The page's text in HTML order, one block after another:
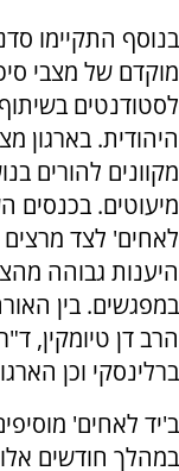
בנוסף התקיימו
מוקדם של מצבי
לסטודנטים
היהודית. בארגון
מקוונים להורים
מיעוטים. בכנסים
לאחים' לצד מרצים
היענות גבוהה
במפגשים. בין
הרב דן טיומקין,
ברלינסקי וכן
ב'יד לאחים'
במהלך חודשים